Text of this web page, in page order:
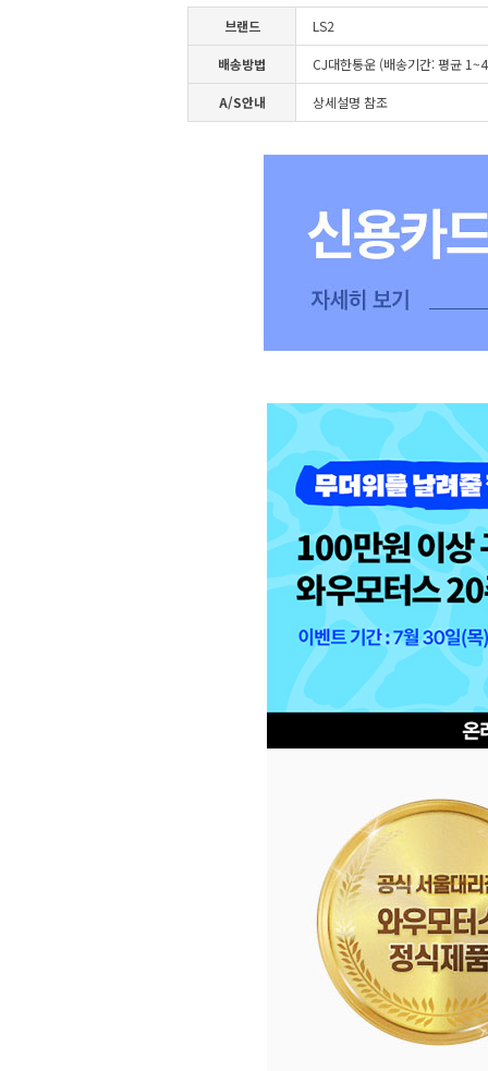
브랜드 LS2
배송방법 CJ대한통운 (배송기간: 평균
A/S안내 상세설명 참조